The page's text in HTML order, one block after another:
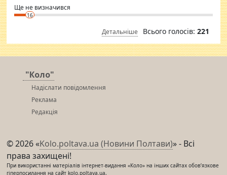
Ще не визначився
16
Детальніше Всього голосів: 221
"Коло"
Надіслати повідомлення
Реклама
Редакція
© 2026 «Kolo.poltava.ua (Новини Полтави)» - Всі
права захищені!
При використанні матеріалів інтернет-видання «Коло» на інших сайтах обов’язкове
гіперпосилання на сайт kolo.poltava.ua,